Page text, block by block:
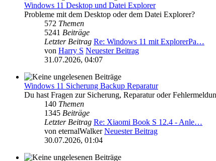
Windows 11 Desktop und Datei Explorer
Probleme mit dem Desktop oder dem Datei Explorer?
572 Themen
5241 Beiträge
Letzter Beitrag Re: Windows 11 mit ExplorerPa…
von Harry S Neuester Beitrag
31.07.2026, 04:07
Windows 11 Sicherung Backup Reparatur
Du hast Fragen zur Sicherung, Reparatur oder
140 Themen
1345 Beiträge
Letzter Beitrag Re: Xiaomi Book S 12.4 - Anle…
von eternalWalker Neuester Beitrag
30.07.2026, 01:04